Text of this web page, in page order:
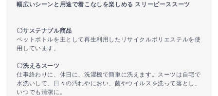
幅広いシーンと用途で着こなしを楽しめる スリーピーススーツ
〇サステナブル商品
ペットボトルを主として再生利用したリサイクルポリエステルを使
用しています。
〇洗えるスーツ
仕事終わりに、休日に、洗濯機で簡単に洗えます。スーツは自宅で
水洗いして、日々の汚れやにおい、菌やウイルスを洗って落とし、
いつでも清潔に。